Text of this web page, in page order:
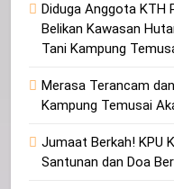
Diduga Anggota KTH
Belikan Kawasan
Tani Kampung
Merasa Terancam
Kampung Temusai
Jumaat Berkah! KPU
Santunan dan Doa